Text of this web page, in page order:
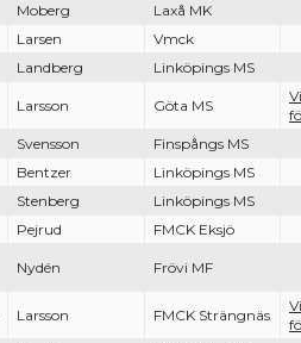
Moberg
Laxå MK
Larsen
Vmck
Landberg Linköpings MS
Larsson Göta MS
Svensson
Finspångs MS
Bentzer
Linköpings MS
Stenberg
Linköpings MS
Pejrud FMCK Eksjö
Nydén Frövi MF
Larsson FMCK Strängnäs